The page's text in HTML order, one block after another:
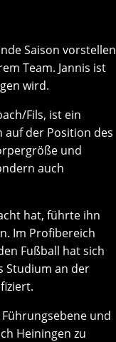
Saison vorstellen
Team. Jannis ist
wird.
Fils, ist ein
auf der Position des
und
auch
hat, führte ihn
Im Profibereich
Fußball hat sich
Studium an der
und
Heiningen zu